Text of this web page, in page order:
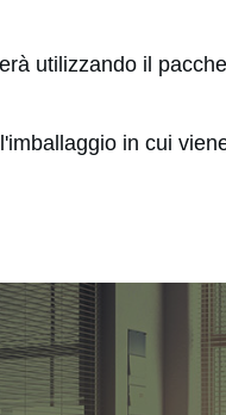
utilizzando il
in cui